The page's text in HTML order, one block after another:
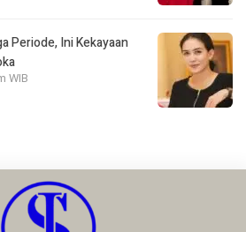
Periode, Ini Kekayaan
WIB